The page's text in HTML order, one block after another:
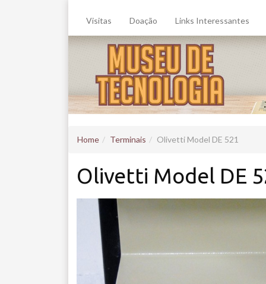
Visitas Doação Links Interessantes
Home Terminais Olivetti Model DE 521
Olivetti Model DE